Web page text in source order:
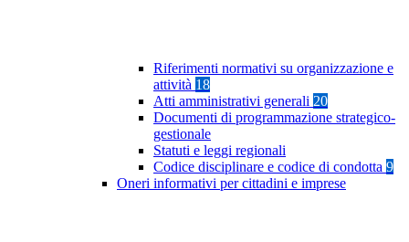
Riferimenti normativi su organizzazione e
attività 18
Atti amministrativi generali 20
Documenti di programmazione strategico-
gestionale
Statuti e leggi regionali
Codice disciplinare e codice di condotta 9
Oneri informativi per cittadini e imprese